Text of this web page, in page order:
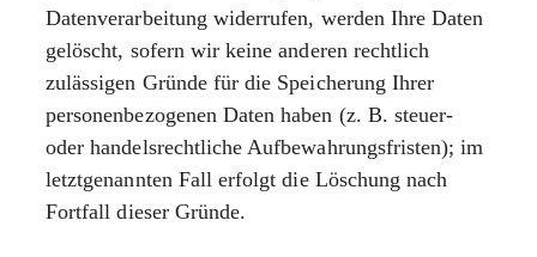
Datenverarbeitung widerrufen, werden Ihre Daten
gelöscht, sofern wir keine anderen rechtlich
zulässigen Gründe für die Speicherung Ihrer
personenbezogenen Daten haben (z. B. steuer-
oder handelsrechtliche Aufbewahrungsfristen); im
letztgenannten Fall erfolgt die Löschung nach
Fortfall dieser Gründe.